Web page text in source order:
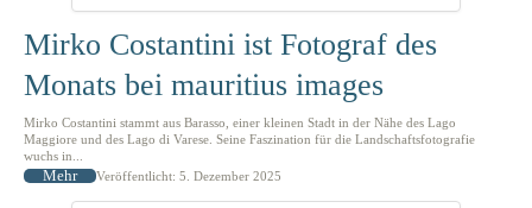
Mirko Costantini ist Fotograf des
Monats bei mauritius images
Mirko Costantini stammt aus Barasso, einer kleinen Stadt in der Nähe des Lago
Maggiore und des Lago di Varese. Seine Faszination für die Landschaftsfotografie
wuchs in...
Mehr Veröffentlicht: 5. Dezember 2025